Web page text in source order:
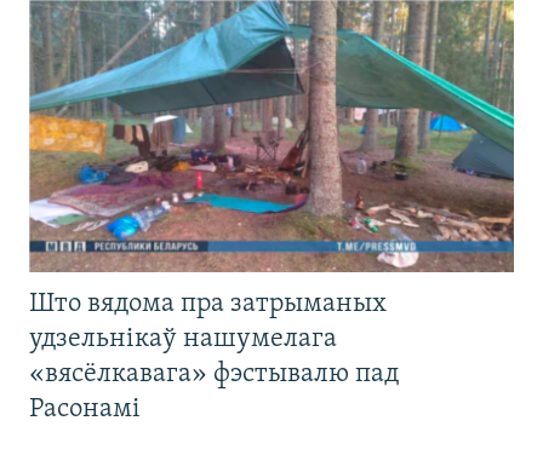
Што вядома пра затрыманых
удзельнікаў нашумелага
«вясёлкавага» фэстывалю пад
Расонамі